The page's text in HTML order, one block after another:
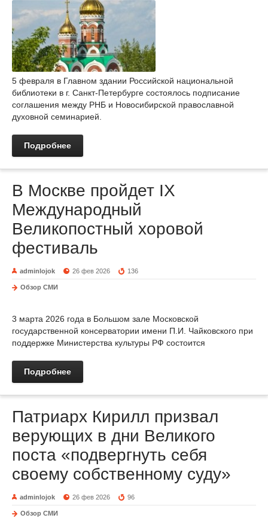
5 февраля в Главном здании Российской национальной
библиотеки в г. Санкт-Петербурге состоялось подписание
соглашения между РНБ и Новосибирской православной
духовной семинарией.
Подробнее
В Москве пройдет IX
Международный
Великопостный хоровой
фестиваль
adminlojok 26 фев 2026 136
Обзор СМИ
3 марта 2026 года в Большом зале Московской
государственной консерватории имени П.И. Чайковского при
поддержке Министерства культуры РФ состоится
Подробнее
Патриарх Кирилл призвал
верующих в дни Великого
поста «подвергнуть себя
своему собственному суду»
adminlojok 26 фев 2026 96
Обзор СМИ